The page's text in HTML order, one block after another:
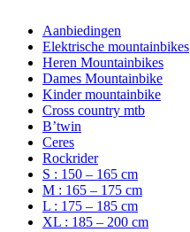
Aanbiedingen
Elektrische mountainbikes
Heren Mountainbikes
Dames Mountainbike
Kinder mountainbike
Cross country mtb
B’twin
Ceres
Rockrider
S : 150 – 165 cm
M : 165 – 175 cm
L : 175 – 185 cm
XL : 185 – 200 cm